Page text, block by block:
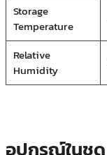
Storage
Temperature
Relative
Humidity
อุปกรณ์ในชุด